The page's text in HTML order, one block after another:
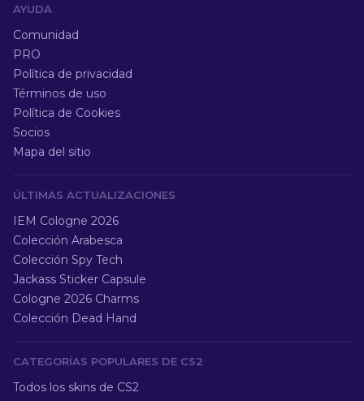
AYUDA
Comunidad
PRO
Política de privacidad
Términos de uso
Política de Cookies
Socios
Mapa del sitio
ÚLTIMAS ACTUALIZACIONES
IEM Cologne 2026
Colección Arabesca
Colección Spy Tech
Jackass Sticker Capsule
Cologne 2026 Charms
Colección Dead Hand
CATEGORÍAS POPULARES DE CS2
Todos los skins de CS2